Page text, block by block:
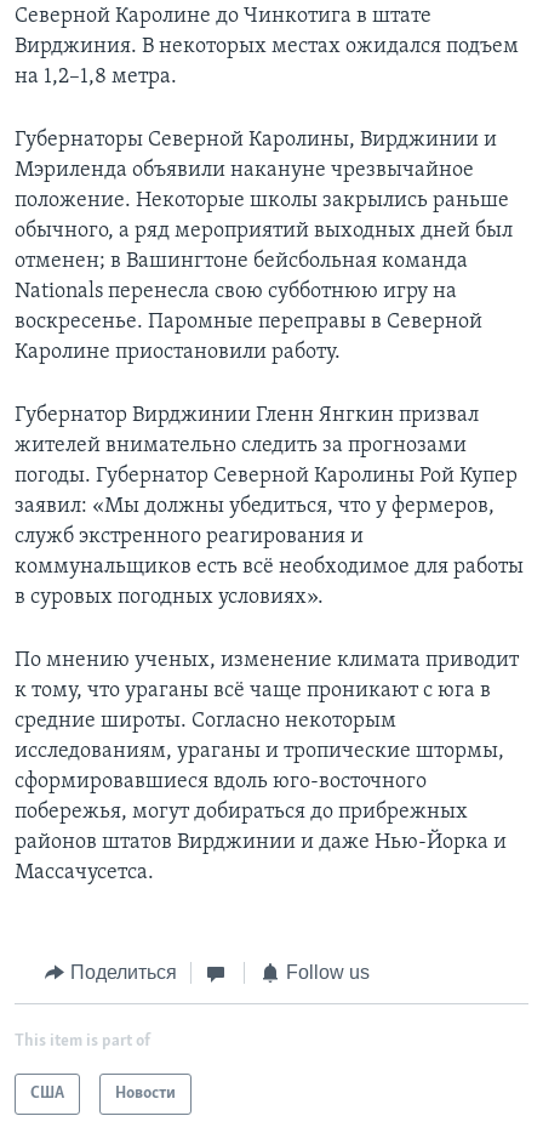
Северной Каролине до Чинкотига в штате
Вирджиния. В некоторых местах ожидался подъем
на 1,2–1,8 метра.
Губернаторы Северной Каролины, Вирджинии и
Мэриленда объявили накануне чрезвычайное
положение. Некоторые школы закрылись раньше
обычного, а ряд мероприятий выходных дней был
отменен; в Вашингтоне бейсбольная команда
Nationals перенесла свою субботнюю игру на
воскресенье. Паромные переправы в Северной
Каролине приостановили работу.
Губернатор Вирджинии Гленн Янгкин призвал
жителей внимательно следить за прогнозами
погоды. Губернатор Северной Каролины Рой Купер
заявил: «Мы должны убедиться, что у фермеров,
служб экстренного реагирования и
коммунальщиков есть всё необходимое для работы
в суровых погодных условиях».
По мнению ученых, изменение климата приводит
к тому, что ураганы всё чаще проникают с юга в
средние широты. Согласно некоторым
исследованиям, ураганы и тропические штормы,
сформировавшиеся вдоль юго-восточного
побережья, могут добираться до прибрежных
районов штатов Вирджинии и даже Нью-Йорка и
Массачусетса.
Поделиться Follow us
This item is part of
США Новости